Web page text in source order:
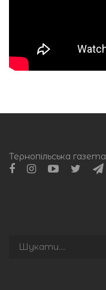
Тернопільська газета
Пошук